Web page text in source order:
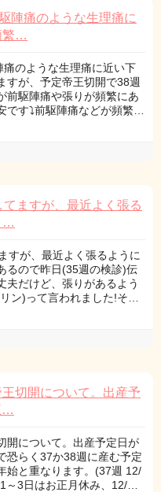
陣痛のような生理痛に
繁…
のような生理痛に近い下
すが、予定帝王切開で38週
前駆陣痛や張りが頻繁にあ
です⤵︎前駆陣痛などが頻繁…
ますが、最近よく張る
…
すが、最近よく張るように
るので昨日(35週の検診)伝
夫だけど、張りがあるよう
ン)って言われました!そ…
切開について。出産予
…
開について。出産予定日が
恐らく37か38週に産む予定
始と重なります。(37週 12/
3日はお正月休み、12/…